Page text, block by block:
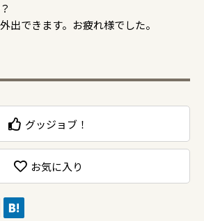
出できます。お疲れ様でした。
グッジョブ！
お気に入り